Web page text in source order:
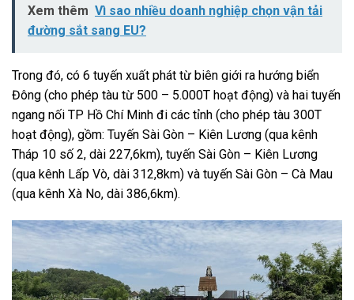
Xem thêm Vì sao nhiều doanh nghiệp chọn vận tải
đường sắt sang EU?
Trong đó, có 6 tuyến xuất phát từ biên giới ra hướng biển
Đông (cho phép tàu từ 500 – 5.000T hoạt động) và hai tuyến
ngang nối TP Hồ Chí Minh đi các tỉnh (cho phép tàu 300T
hoạt động), gồm: Tuyến Sài Gòn – Kiên Lương (qua kênh
Tháp 10 số 2, dài 227,6km), tuyến Sài Gòn – Kiên Lương
(qua kênh Lấp Vò, dài 312,8km) và tuyến Sài Gòn – Cà Mau
(qua kênh Xà No, dài 386,6km).